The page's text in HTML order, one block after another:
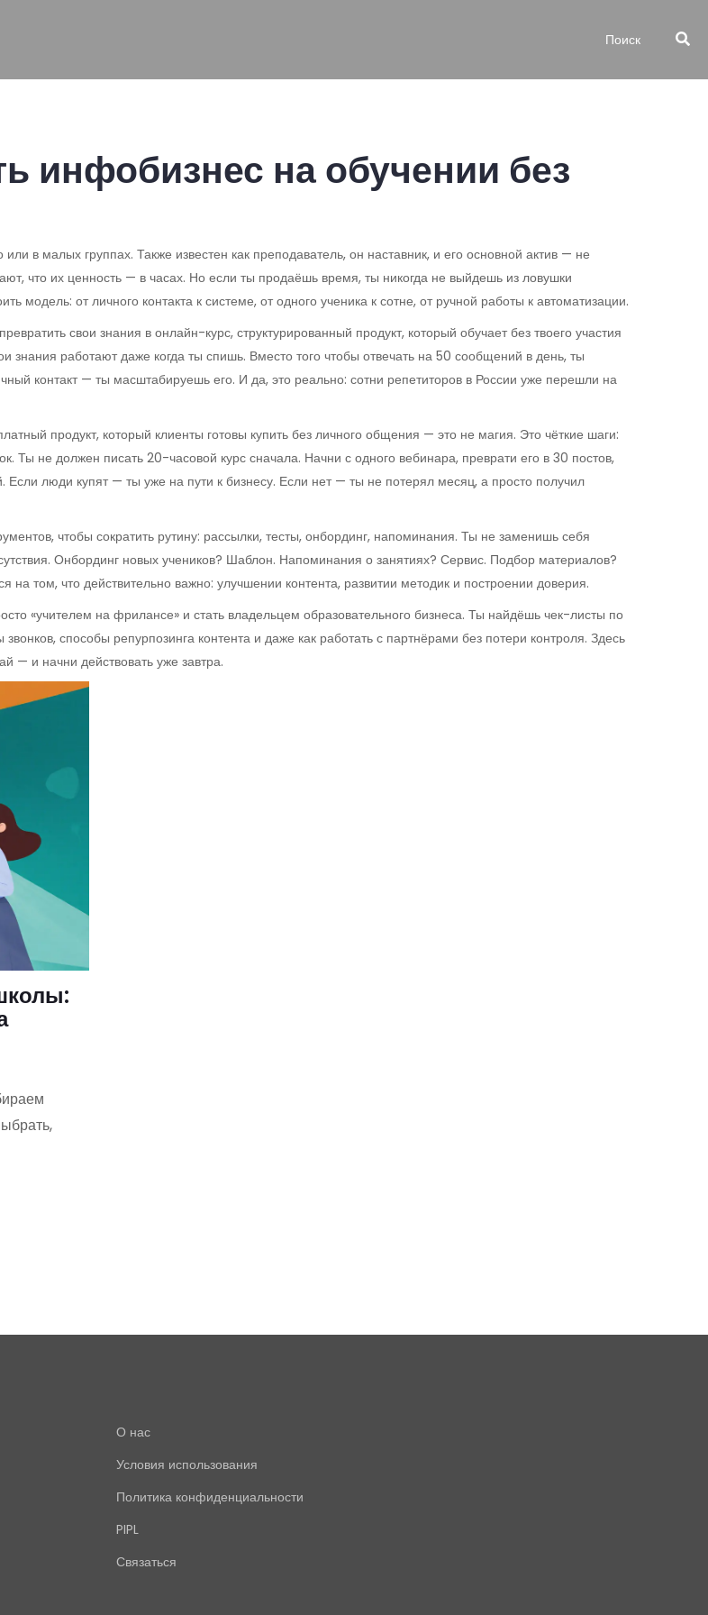
инфобизнес на обучении без
или в малых группах. Также известен как преподаватель, он наставник, и его основной актив — не
что их ценность — в часах. Но если ты продаёшь время, ты никогда не выйдешь из ловушки
модель: от личного контакта к системе, от одного ученика к сотне, от ручной работы к автоматизации.
свои знания в онлайн-курс, структурированный продукт, который обучает без твоего участия
знания работают даже когда ты спишь. Вместо того чтобы отвечать на 50 сообщений в день, ты
контакт — ты масштабируешь его. И да, это реально: сотни репетиторов в России уже перешли на
продукт, который клиенты готовы купить без личного общения — это не магия. Это чёткие шаги:
Ты не должен писать 20-часовой курс сначала. Начни с одного вебинара, преврати его в 30 постов,
люди купят — ты уже на пути к бизнесу. Если нет — ты не потерял месяц, а просто получил
чтобы сократить рутину: рассылки, тесты, онбординг, напоминания. Ты не заменишь себя
Онбординг новых учеников? Шаблон. Напоминания о занятиях? Сервис. Подбор материалов?
том, что действительно важно: улучшении контента, развитии методик и построении доверия.
«учителем на фрилансе» и стать владельцем образовательного бизнеса. Ты найдёшь чек-листы по
способы репурпозинга контента и даже как работать с партнёрами без потери контроля. Здесь
— и начни действовать уже завтра.
О нас
Условия использования
Политика конфиденциальности
PIPL
Связаться